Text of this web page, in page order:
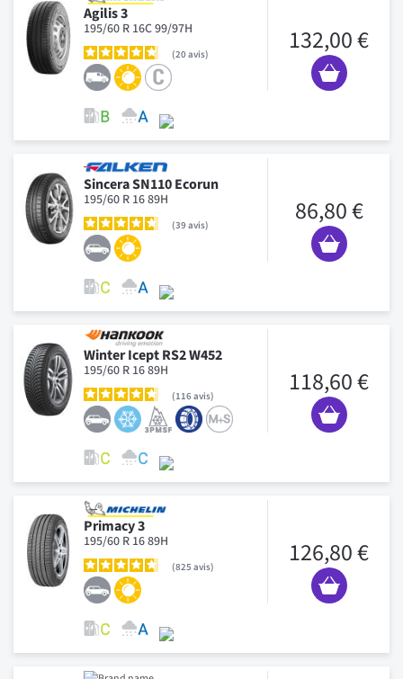
Agilis 3
195/60 R 16C 99/97H
20avis 132,00 €
Sincera SN110 Ecorun
195/60 R 16 89H
39 avis 86,80 €
Winter Icept RS2 W452
195/60 R 16 89H
116avis 118,60 €
Primacy 3
195/60 R 16 89H
825 avis 126,80 €